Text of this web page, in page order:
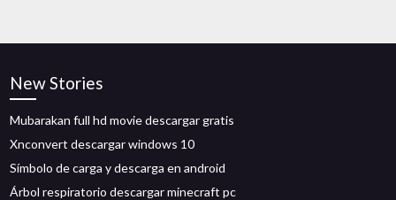
New Stories
Mubarakan full hd movie descargar gratis
Xnconvert descargar windows 10
Símbolo de carga y descarga en android
Árbol respiratorio descargar minecraft pc